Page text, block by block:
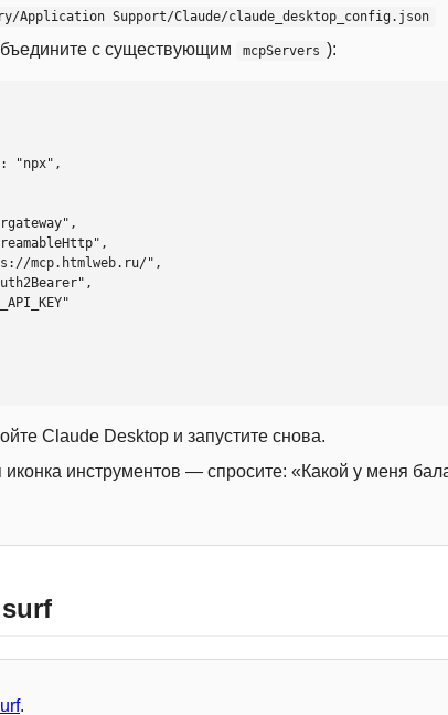
Application Support/Claude/claude_desktop_config.json
с существующим mcpServers ):
Claude Desktop и запустите снова.
иконка инструментов — спросите: «Какой у меня
.